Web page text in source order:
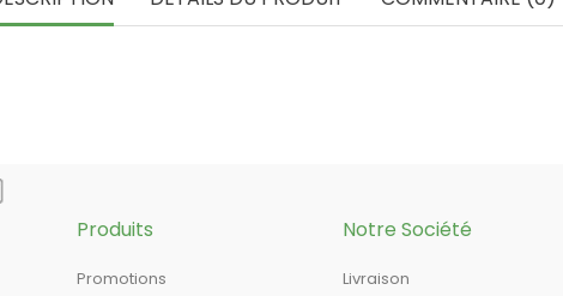
Produits
Promotions
Notre Société
Livraison